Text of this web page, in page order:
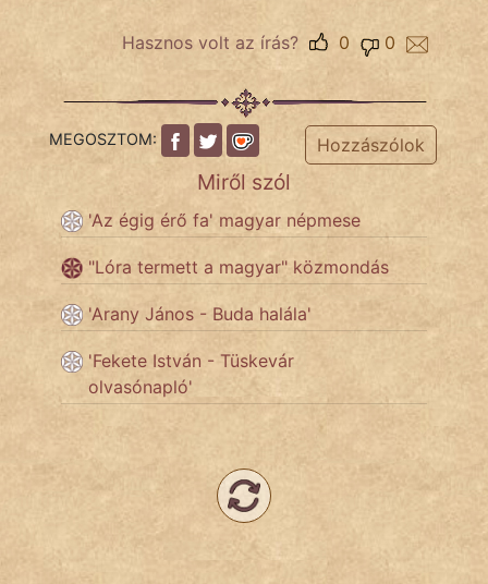
TÖRTÉNELEM
Népszerű szerzőink:
Jób Gedeon
Hasznos volt az írás? 0
0
MEGOSZTOM: Hozzászólok
Miről szól
'Az égig érő fa' magyar népmese
"Lóra termett a magyar" közmondás
'Arany János - Buda halála'
'Fekete István - Tüskevár
olvasónapló'